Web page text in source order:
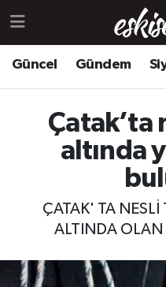
Güncel Gündem
Çatak’ta
altında
ÇATAK' TA NESLİ
ALTINDA OLAN